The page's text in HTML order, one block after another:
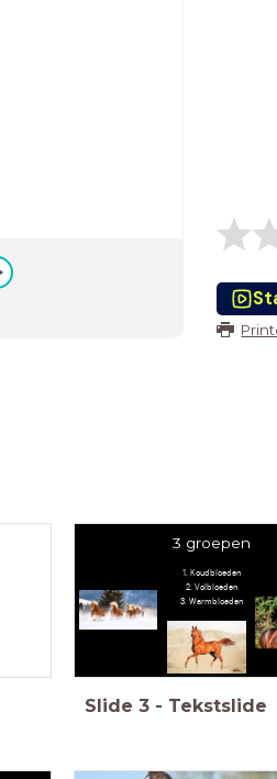
3 groepen
1. Koudbloeden
2. Volbloeden
3. Warmbloeden
Slide 3 - Tekstslide